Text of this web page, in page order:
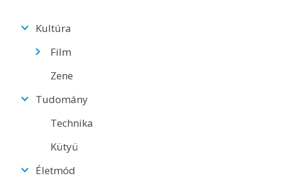
Kultúra
Film
Zene
Tudomány
Technika
Kütyü
Életmód